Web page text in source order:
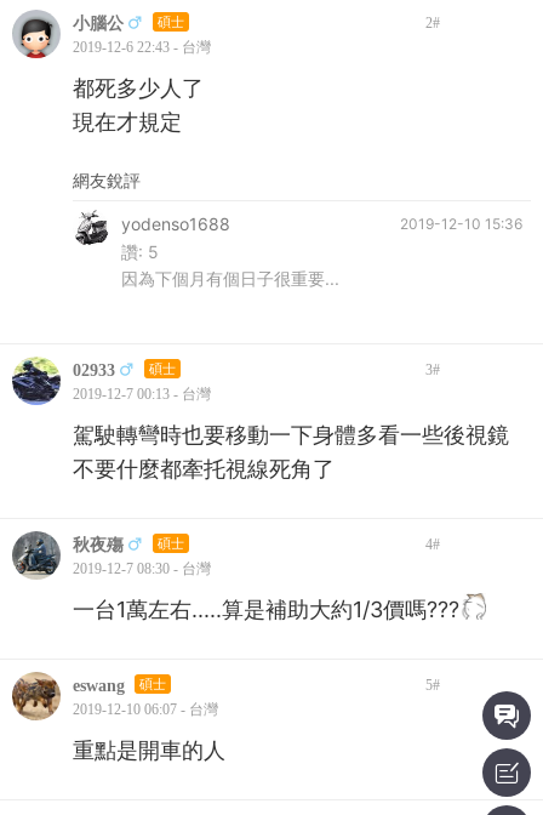
小腦公 碩士 2#
2019-12-6 22:43 - 台灣
都死多少人了
現在才規定
網友銳評
2019-12-10 15:36
yodenso1688
讚: 5
因為下個月有個日子很重要...
02933 碩士 3#
2019-12-7 00:13 - 台灣
駕駛轉彎時也要移動一下身體多看一些後視鏡
不要什麼都牽托視線死角了
秋夜殤 碩士 4#
2019-12-7 08:30 - 台灣
一台1萬左右.....算是補助大約1/3價嗎???
eswang 碩士 5#
2019-12-10 06:07 - 台灣
重點是開車的人